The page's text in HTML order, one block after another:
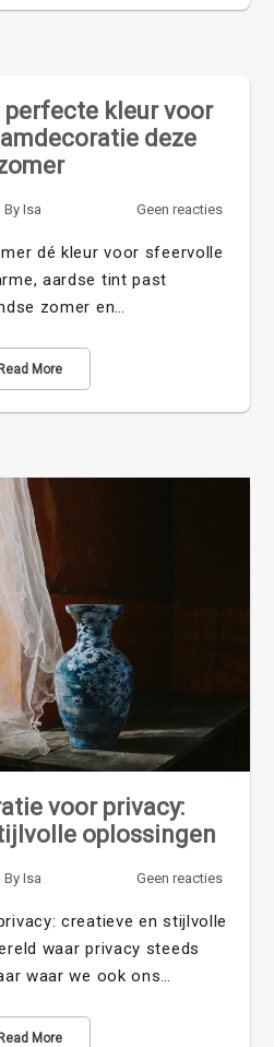
perfecte kleur voor
deze
By Isa Geen reacties
dé kleur voor sfeervolle
aardse tint past
zomer en…
Read More
voor privacy:
oplossingen
By Isa Geen reacties
creatieve en stijlvolle
waar privacy steeds
waar we ook ons…
More